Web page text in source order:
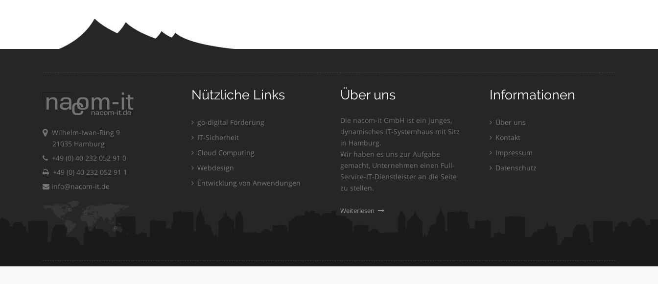
Wilhelm-Iwan-Ring 9
21035 Hamburg
+49 (0) 40 232 052 91 0
+49 (0) 40 232 052 91 1
info@nacom-it.de
Nützliche Links
go-digital Förderung
IT-Sicherheit
Cloud Computing
Webdesign
Entwicklung von Anwendungen
Über uns
Die nacom-it GmbH ist ein junges,
dynamisches IT-Systemhaus mit Sitz
in Hamburg.
Wir haben es uns zur Aufgabe
gemacht, Unternehmen einen Full-
Service-IT-Dienstleister an die Seite
zu stellen.
Weiterlesen
Informationen
Über uns
Kontakt
Impressum
Datenschutz